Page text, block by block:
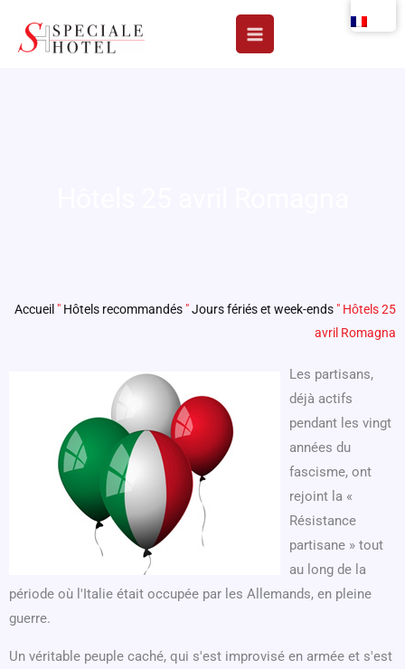
Accueil " Hôtels recommandés "Jours fériés et week-ends " Hôtels 25
avril Romagna
Les partisans,
déjà actifs
pendant les vingt
années du
fascisme, ont
rejoint la «
Résistance
partisane » tout
au long de la
période où l'Italie était occupée par les Allemands, en pleine
guerre.
Un véritable peuple caché, qui s'est improvisé en armée et s'est